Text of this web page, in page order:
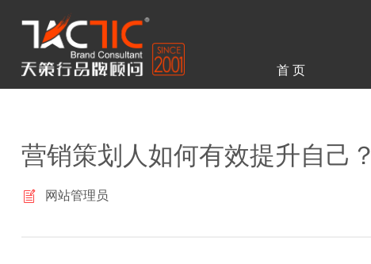
首 页
营销策划人如何有效提升自己？
网站管理员